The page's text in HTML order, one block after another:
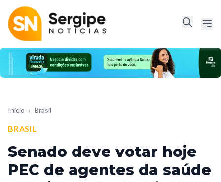
Início › Brasil
BRASIL
Senado deve votar hoje
PEC de agentes da saúde